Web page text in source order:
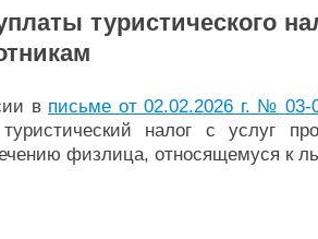
туристического
в письме от 02.02.2026 г. № 03-
налог с услуг
физлица, относящемуся к